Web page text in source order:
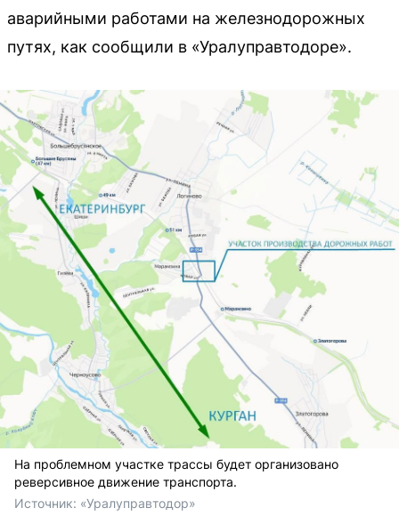
аварийными работами на железнодорожных
путях, как сообщили в «Уралуправтодоре».
На проблемном участке трассы будет организовано
реверсивное движение транспорта.
Источник: «Уралуправтодор»